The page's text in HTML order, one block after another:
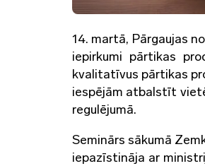
14. martā, Pārgaujas
iepirkumi pārtikas
kvalitatīvus pārtikas
iespējām atbalstīt
regulējumā.
Seminārs sākumā
iepazīstināja ar